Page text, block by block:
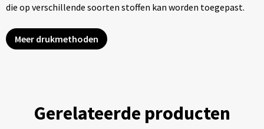
die op verschillende soorten stoffen kan worden toegepast.
Meer drukmethoden
Gerelateerde producten